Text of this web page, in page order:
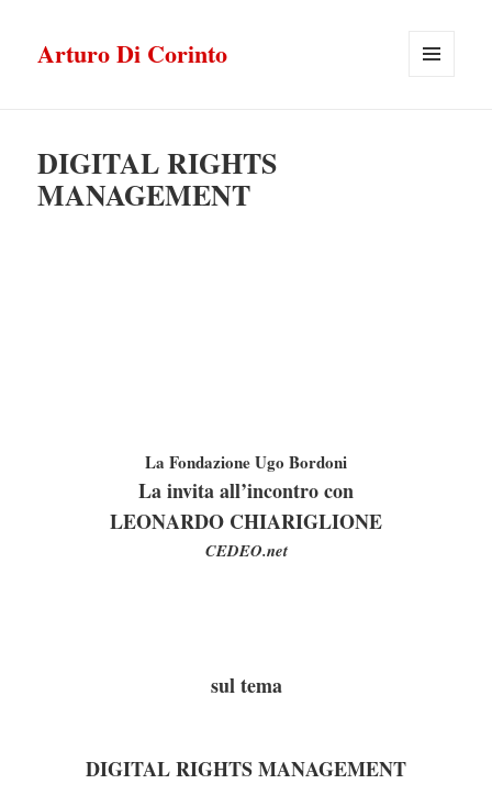
Arturo Di Corinto
DIGITAL RIGHTS
MANAGEMENT
La Fondazione Ugo Bordoni
La invitaall’incontro con
LEONARDO CHIARIGLIONE
CEDEO.net
sul tema
DIGITAL RIGHTS MANAGEMENT